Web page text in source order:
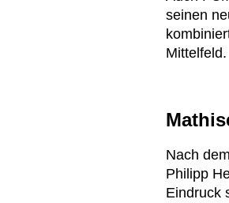
seinen
Mittelfeld.
Nach
Philipp
Eindruck